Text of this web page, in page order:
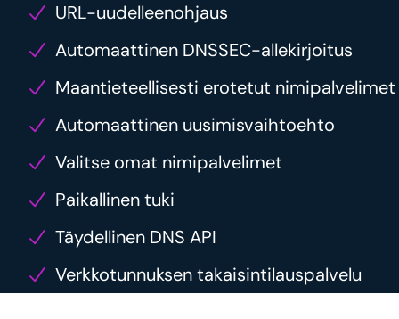
URL-uudelleenohjaus
Automaattinen DNSSEC-allekirjoitus
Maantieteellisesti erotetut nimipalvelimet
Automaattinen uusimisvaihtoehto
Valitse omat nimipalvelimet
Paikallinen tuki
Täydellinen DNS API
Verkkotunnuksen takaisintilauspalvelu